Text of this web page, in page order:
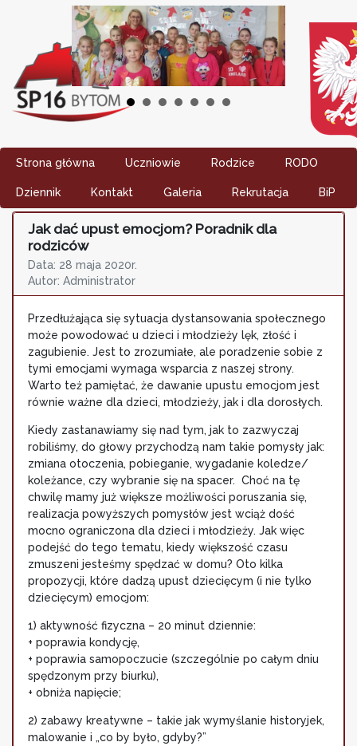
Strona główna Uczniowie Rodzice RODO
Dziennik Kontakt Galeria Rekrutacja BiP
Jak dać upust emocjom? Poradnik dla
rodziców
Data: 28 maja 2020r.
Autor: Administrator
Przedłużająca się sytuacja dystansowania społecznego
może powodować u dzieci i młodzieży lęk, złość i
zagubienie. Jest to zrozumiałe, ale poradzenie sobie z
tymi emocjami wymaga wsparcia z naszej strony.
Warto też pamiętać, że dawanie upustu emocjom jest
równie ważne dla dzieci, młodzieży, jak i dla dorosłych.
Kiedy zastanawiamy się nad tym, jak to zazwyczaj
robiliśmy, do głowy przychodzą nam takie pomysły jak:
zmiana otoczenia, pobieganie, wygadanie koledze/
koleżance, czy wybranie się na spacer. Choć na tę
chwilę mamy już większe możliwości poruszania się,
realizacja powyższych pomysłów jest wciąż dość
mocno ograniczona dla dzieci i młodzieży. Jak więc
podejść do tego tematu, kiedy większość czasu
zmuszeni jesteśmy spędzać w domu? Oto kilka
propozycji, które dadzą upust dziecięcym (i nie tylko
dziecięcym) emocjom:
1) aktywność fizyczna – 20 minut dziennie:
+ poprawia kondycję,
+ poprawia samopoczucie (szczególnie po całym dniu
spędzonym przy biurku),
+ obniża napięcie;
2) zabawy kreatywne – takie jak wymyślanie historyjek,
malowanie i „co by było, gdyby?”